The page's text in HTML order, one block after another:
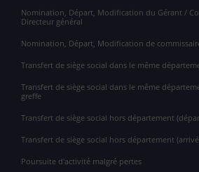
Nomination, Départ, Modification du Gérant /
Directeur général
Nomination, Départ, Modification de
Transfert de siège social dans le même
Transfert de siège social dans le même
greffe
Transfert de siège social hors département
Transfert de siège social hors département
Poursuite d'activité malgré pertes